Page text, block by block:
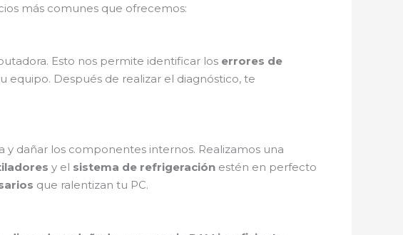
más comunes que ofrecemos:
Esto nos permite identificar los errores de
Después de realizar el diagnóstico, te
y dañar los componentes internos. Realizamos una
y el sistema de refrigeración estén en perfecto
que ralentizan tu PC.